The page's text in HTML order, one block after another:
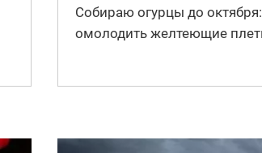
Собираю огурцы до
омолодить желтеющие